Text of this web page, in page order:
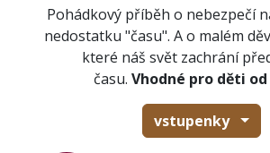
Pohádkový příběh o nebezpečí
nedostatku "času". A o malém
které náš svět zachrání
času. Vhodné pro děti
vstupenky